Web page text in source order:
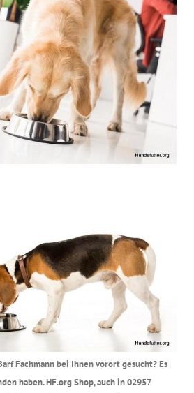
Fachmann bei Ihnen vorort gesucht? Es
haben. HF.org Shop, auch in 02957